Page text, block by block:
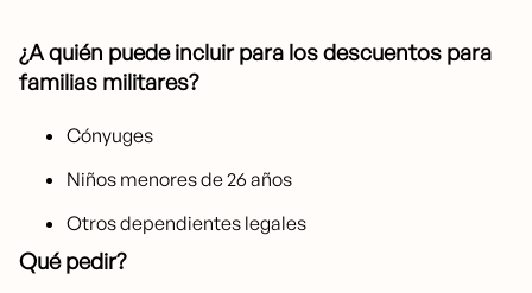
¿A quién puede incluir para los descuentos para
familias militares?
Cónyuges
Niños menores de 26 años
Otros dependientes legales
Qué pedir?